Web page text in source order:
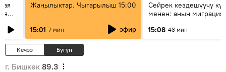
Жаңылыктар. Чыгарылыш 15:00
15:01 7 мин эфир
Сейрек кездешүүчү
менен: анын
15:08 43 мин
Кечээ Бүгүн
г. Бишкек 89.3